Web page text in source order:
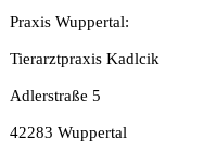
Praxis Wuppertal:
Tierarztpraxis Kadlcik
Adlerstraße 5
42283 Wuppertal